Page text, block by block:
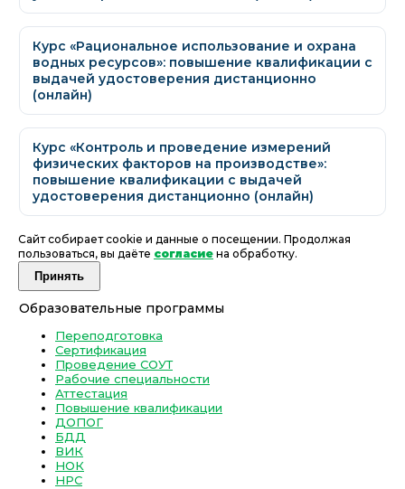
Курс «Рациональное использование и охрана
водных ресурсов»: повышение квалификации с
выдачей удостоверения дистанционно
(онлайн)
Курс «Контроль и проведение измерений
физических факторов на производстве»:
повышение квалификации с выдачей
удостоверения дистанционно (онлайн)
Сайт собирает cookie и данные о посещении. Продолжая
пользоваться, вы даёте согласие на обработку.
Принять
Образовательные программы
Переподготовка
Сертификация
Проведение СОУТ
Рабочие специальности
Аттестация
Повышение квалификации
ДОПОГ
БДД
ВИК
НОК
НРС